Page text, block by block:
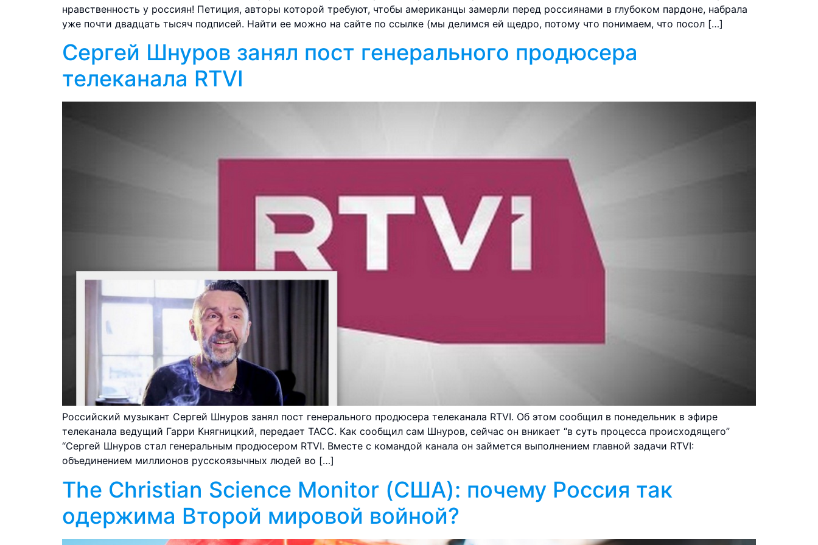
нравственность у россиян! Петиция, авторы которой требуют, чтобы американцы замерли перед россиянами в глубоком пардоне, набрала
уже почти двадцать тысяч подписей. Найти ее можно на сайте по ссылке (мы делимся ей щедро, потому что понимаем, что посол […]
Сергей Шнуров занял пост генерального продюсера
телеканала RTVI
Российский музыкант Сергей Шнуров занял пост генерального продюсера телеканала RTVI. Об этом сообщил в понедельник в эфире
телеканала ведущий Гарри Княгницкий, передает ТАСС. Как сообщил сам Шнуров, сейчас он вникает “в суть процесса происходящего”
“Сергей Шнуров стал генеральным продюсером RTVI. Вместе с командой канала он займется выполнением главной задачи RTVI:
объединением миллионов русскоязычных людей во […]
The Christian Science Monitor (США): почему Россия так
одержима Второй мировой войной?